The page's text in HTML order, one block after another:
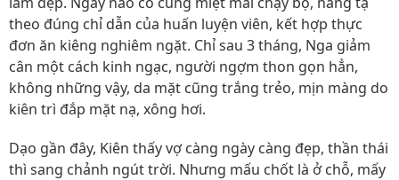
theo đúng chỉ dẫn của huấn luyện viên, kết hợp thực
đơn ăn kiêng nghiêm ngặt. Chỉ sau 3 tháng, Nga giảm
cân một cách kinh ngạc, người ngợm thon gọn hẳn,
không những vậy, da mặt cũng trắng trẻo, mịn màng do
kiên trì đắp mặt nạ, xông hơi.
Dạo gần đây, Kiên thấy vợ càng ngày càng đẹp, thần thái
thì sang chảnh ngút trời. Nhưng mấu chốt là ở chỗ, mấy